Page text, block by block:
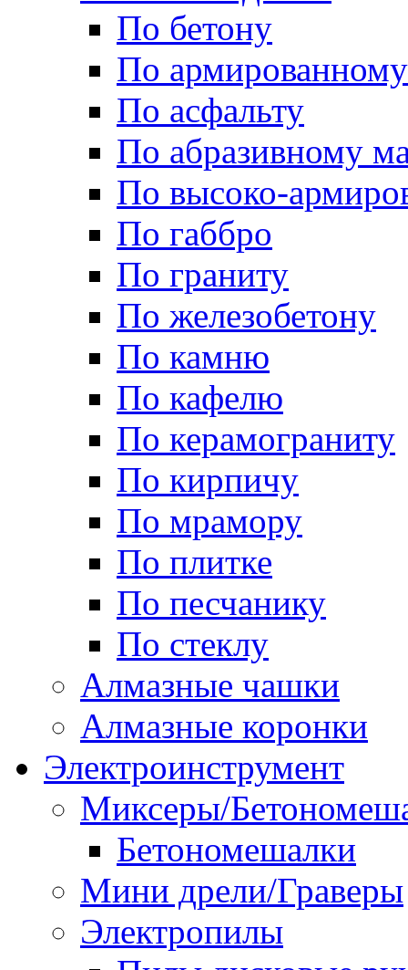
По бетону
По
По асфальту
По абразивному
По высоко-
По габбро
По граниту
По железобетону
По камню
По кафелю
По керамограниту
По кирпичу
По мрамору
По плитке
По песчанику
По стеклу
Алмазные чашки
Алмазные коронки
Электроинструмент
Миксеры/
Бетономешалки
Мини дрели/Граверы
Электропилы